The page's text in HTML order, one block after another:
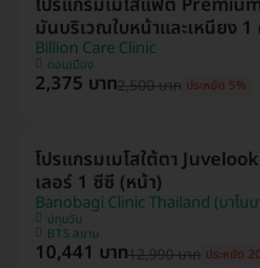
มันบริเวณใบหน้าและเหนียง 1
Billion Care Clinic
ดอนเมือง
2,375 บาท2,500 บาท ประหยัด 5%
โปรแกรมเมโสใต้ตา
เลอร์ 1 ซีซี (หน้า)
Banobagi Clinic Thailand (บาโน
ปทุมวัน
BTS สยาม
10,441 บาท12,990 บาท ประหยัด